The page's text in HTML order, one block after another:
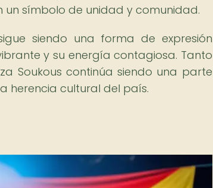
un símbolo de unidad y comunidad.
siendo una forma de expresión
y su energía contagiosa. Tanto
Soukous continúa siendo una parte
herencia cultural del país.